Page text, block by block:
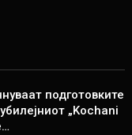
подготовките
„Kochani